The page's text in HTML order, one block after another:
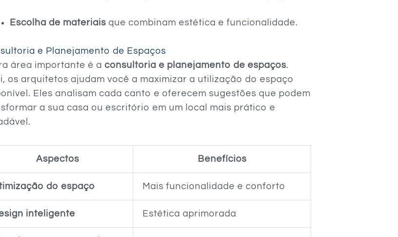
Escolha de materiais que combinam estética e funcionalidade.
e Planejamento de Espaços
área importante é aconsultoria e planejamento de espaços.
os arquitetos ajudam você a maximizar a utilização do espaço
Eles analisam cada canto e oferecem sugestões que podem
a sua casa ou escritório em um local mais prático e
Aspectos Benefícios
do espaço Mais funcionalidade e conforto
inteligente Estética aprimorada